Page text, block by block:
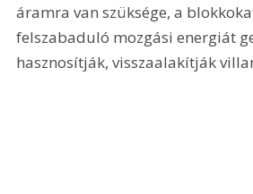
áramra van szüksége, a
felszabaduló mozgási energiát
hasznosítják, visszaalakítják